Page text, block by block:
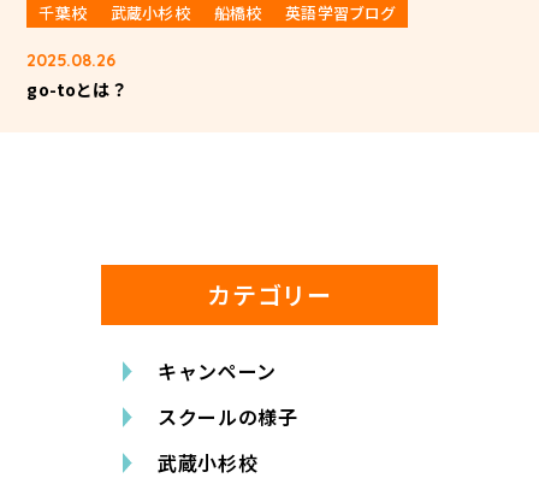
千葉校 武蔵小杉校 船橋校 英語学習ブログ
2025.08.26
go-toとは？
カテゴリー
キャンペーン
スクールの様子
武蔵小杉校